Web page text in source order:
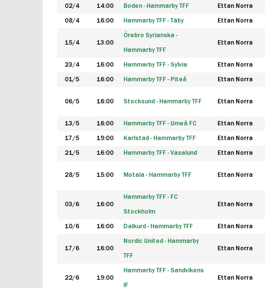
02/4 14:00 Boden - Hammarby TFF Ettan Norra
08/4 16:00 Hammarby TFF - Täby Ettan Norra
15/4 13:00
Örebro Syrianska -
Hammarby TFF
Ettan Norra
23/4 16:00 Hammarby TFF - Sylvia Ettan Norra
01/5 16:00 Hammarby TFF - Piteå Ettan Norra
06/5 16:00 Stocksund - Hammarby TFF Ettan Norra
13/5 16:00 Hammarby TFF - Umeå FC Ettan Norra
17/5 19:00 Karlstad - Hammarby TFF Ettan Norra
21/5 16:00 Hammarby TFF - Vasalund Ettan Norra
28/5 15:00 Motala - Hammarby TFF Ettan Norra
03/6 16:00
Hammarby TFF - FC
Stockholm
Ettan Norra
10/6 16:00 Dalkurd - Hammarby TFF Ettan Norra
17/6 16:00
Nordic United - Hammarby
TFF
Ettan Norra
22/6 19:00
Hammarby TFF - Sandvikens
IF
Ettan Norra